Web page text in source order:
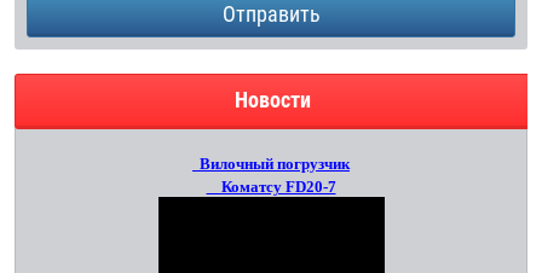
Отправить
Новости
Вилочный погрузчик
Коматсу FD20-7